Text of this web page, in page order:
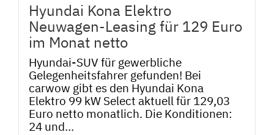
Hyundai Kona Elektro
Neuwagen-Leasing für 129 Euro
im Monat netto
Hyundai-SUV für gewerbliche
Gelegenheitsfahrer gefunden! Bei
carwow gibt es den Hyundai Kona
Elektro 99 kW Select aktuell für 129,03
Euro netto monatlich. Die Konditionen:
24 und...